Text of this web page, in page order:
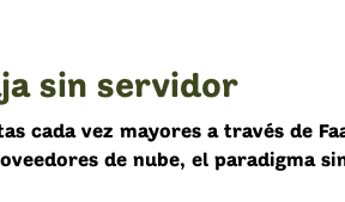
sin servidor
cada vez mayores a través de
de nube, el paradigma